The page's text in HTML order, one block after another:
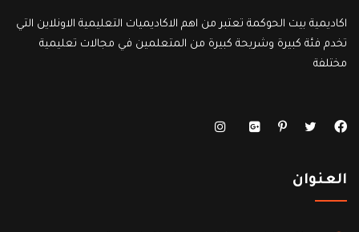
اكاديمية بيت الحوكمة تعتبر من اهم الاكاديميات التعليمية الاونلاين التي
تخدم فئة كبيرة وشريحة كبيرة من المتعلمين في مجالات تعليمية
مختلفة
العنوان